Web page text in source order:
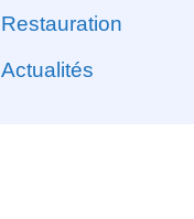
Restauration
Actualités